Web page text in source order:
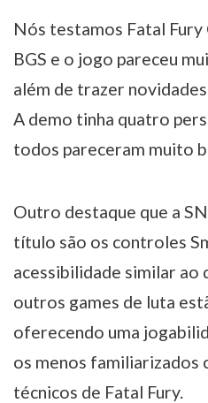
Nós testamos Fatal
BGS e o jogo pareceu
além de trazer
A demo tinha quatro
todos pareceram muito
Outro destaque que a
título são os controles
acessibilidade similar ao
outros games de luta
oferecendo uma
os menos familiarizados
técnicos de Fatal Fury.